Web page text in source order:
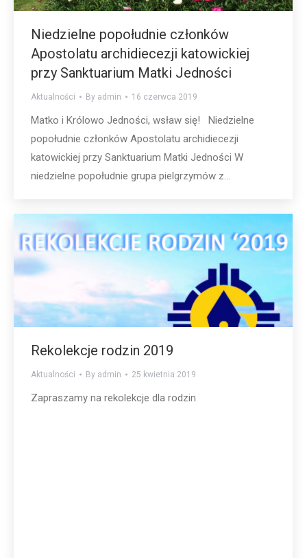
Niedzielne popołudnie członków
Apostolatu archidiecezji katowickiej
przy Sanktuarium Matki Jedności
Aktualności By admin 16 czerwca 2019
Matko i Królowo Jedności, wsław się! Niedzielne
popołudnie członków Apostolatu archidiecezji
katowickiej przy Sanktuarium Matki Jedności W
niedzielne popołudnie grupa pielgrzymów z...
Rekolekcje rodzin 2019
Aktualności By admin 25 kwietnia 2019
Zapraszamy na rekolekcje dla rodzin